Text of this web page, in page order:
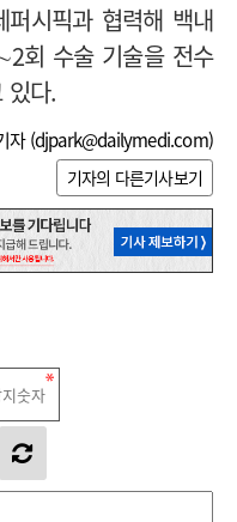
퍼시픽과 협력해 백내
회 수술 기술을 전수
있다.
자 (djpark@dailymedi.com)
기자의 다른기사보기